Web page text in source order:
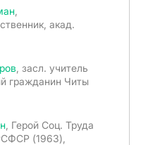
акад.
, засл. учитель
гражданин Читы
, Герой Соц. Труда
(1963),